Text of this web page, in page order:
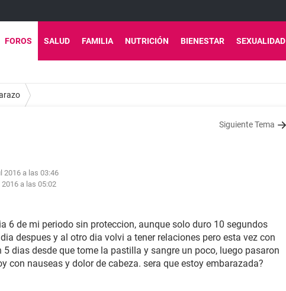
FOROS SALUD FAMILIA NUTRICIÓN BIENESTAR SEXUALIDAD
Siguiente Tema
2016 a las 03:46
2016 a las 05:02
6 de mi periodo sin proteccion, aunque solo duro 10 segundos
despues y al otro dia volvi a tener relaciones pero esta vez con
5 dias desde que tome la pastilla y sangre un poco, luego pasaron
con nauseas y dolor de cabeza. sera que estoy embarazada?